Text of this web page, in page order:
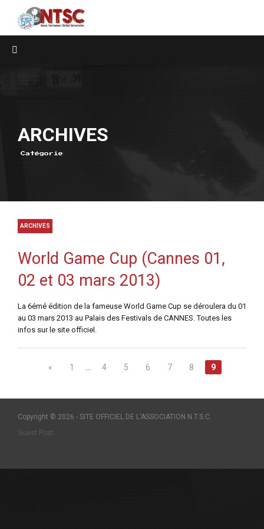
ARCHIVES
Catégorie
ARCHIVES
World Game Cup (Cannes 01,
02 et 03 mars 2013)
La 6émé édition de la fameuse World Game Cup se déroulera du 01
au 03 mars 2013 au Palais des Festivals de CANNES. Toutes les
infos sur le site officiel.
« 1 4 5 6 7 8 9
Copyright © 2026 - SITE OFFICIEL DE L'ASSOCIATION N.T.S.C.
Guest Post